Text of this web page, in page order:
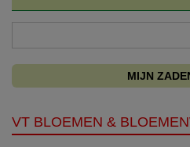
MIJN
VT BLOEMEN &